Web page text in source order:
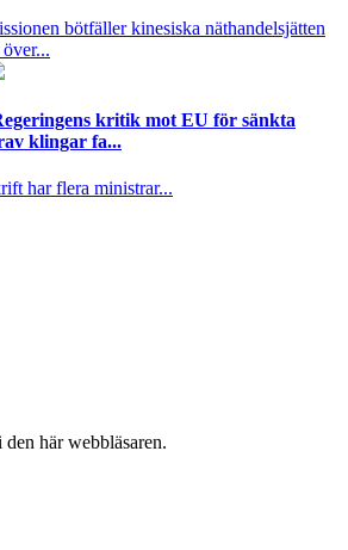
bötfäller kinesiska näthandelsjätten
kritik mot EU för sänkta
klingar fa...
har flera ministrar...
den här webbläsaren.